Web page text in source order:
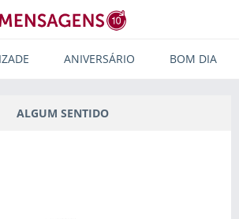
ANIVERSÁRIO BOM DIA
ALGUM SENTIDO